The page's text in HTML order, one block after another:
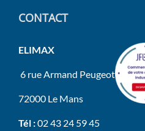
CONTACT
ELIMAX
6 rue Armand Peugeot
72000 Le Mans
Tél :02 43 24 59 45